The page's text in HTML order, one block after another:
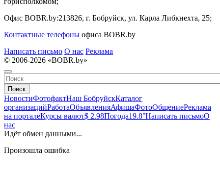
Офис BOBR.by:213826, г. Бобруйск, ул. Карла Либкнехта, 25;
Контактные телефоны офиса BOBR.by
Написать письмо О нас Реклама
© 2006-2026 «BOBR.by»
Поиск
НовостиФотофактНаш БобруйскКаталог
организацийРаботаОбъявленияАфишаФотоОбщениеРеклама
на порталеКурсы валют$ 2.98Погода19.8°Написать письмоО
нас
Идёт обмен данными...
Произошла ошибка